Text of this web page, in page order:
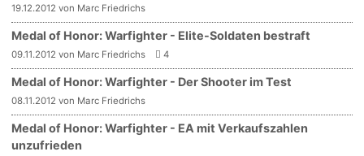
19.12.2012 von Marc Friedrichs
Medal of Honor: Warfighter - Elite-Soldaten bestraft
09.11.2012 von Marc Friedrichs 4
Medal of Honor: Warfighter - Der Shooter im Test
08.11.2012 von Marc Friedrichs
Medal of Honor: Warfighter - EA mit Verkaufszahlen
unzufrieden